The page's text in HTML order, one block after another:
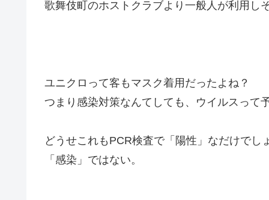
歌舞伎町のホストクラブより一般人が利用し
ユニクロって客もマスク着用だったよね？
つまり感染対策なんてしても、ウイルスって
どうせこれもPCR検査で「陽性」なだけでし
「感染」ではない。